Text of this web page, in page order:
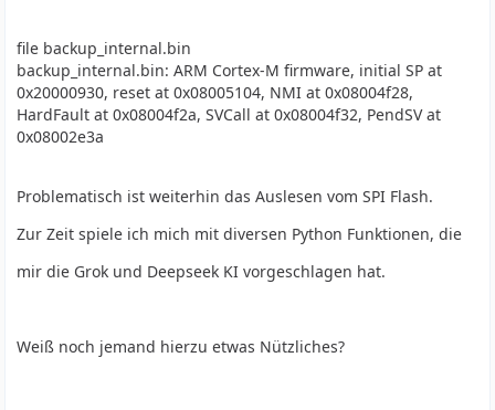
file backup_internal.bin
backup_internal.bin: ARM Cortex-M firmware, initial SP at
0x20000930, reset at 0x08005104, NMI at 0x08004f28,
HardFault at 0x08004f2a, SVCall at 0x08004f32, PendSV at
0x08002e3a
Problematisch ist weiterhin das Auslesen vom SPI Flash.
Zur Zeit spiele ich mich mit diversen Python Funktionen, die
mir die Grok und Deepseek KI vorgeschlagen hat.
Weiß noch jemand hierzu etwas Nützliches?